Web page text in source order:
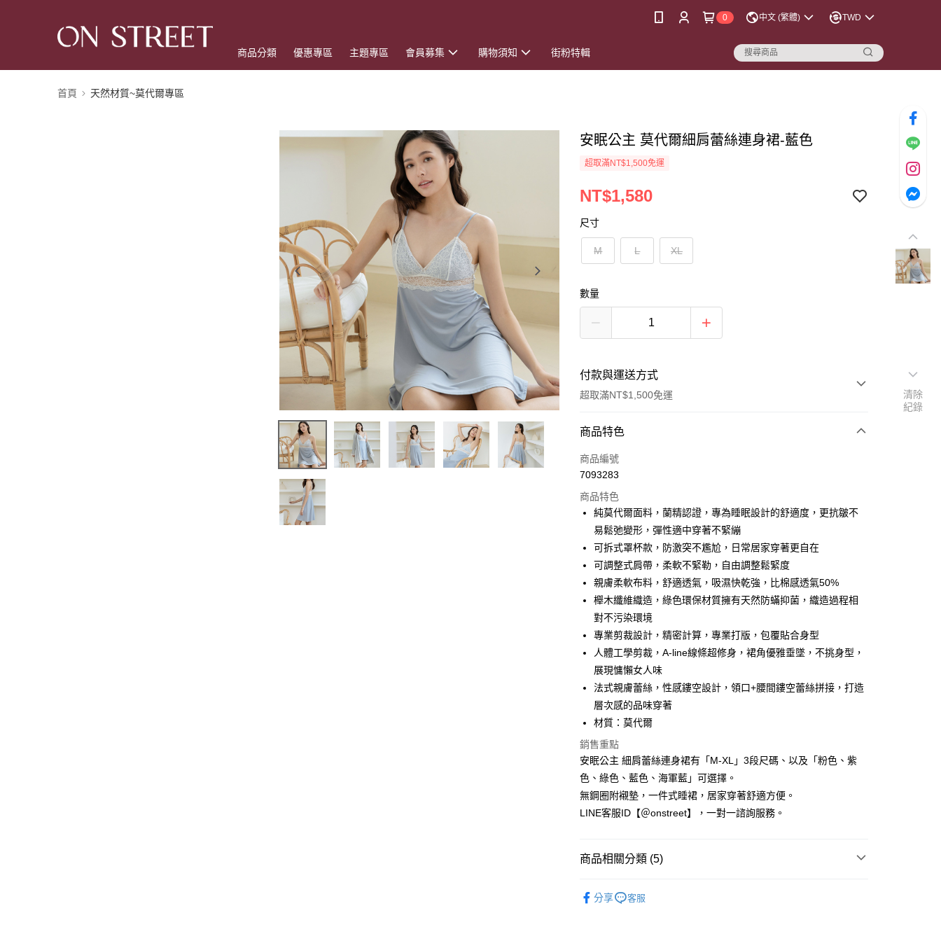
0 中文 (繁體) TWD
商品分類 優惠專區 主題專區 會員募集 購物須知 街粉特輯
首頁 天然材質~莫代爾專區
安眠公主 莫代爾細肩蕾絲連身裙-藍色
超取滿NT$1,500免運
NT$1,580
尺寸
M L XL
數量
付款與運送方式
超取滿NT$1,500免運
付款方式
信用卡一次付款
3 期 0 利率 每期 NT$526 21家銀行
合作金庫商業銀行
第一商業銀行
華南商業銀行
彰化商業銀行
國泰世華商業銀行
兆豐國際商業銀行
臺灣中小企業銀行
台中商業銀行
匯豐（台灣）商業銀行
華泰商業銀行
聯邦商業銀行
元大商業銀行
永豐商業銀行
台新國際商業銀行
中國信託商業銀行
台灣樂天信用卡公司
超商取貨付款
Apple Pay
悠遊付
AFTEE先享後付
相關說明
【關於「AFTEE先享後付」】
AFTEE先享後付是「在收到商品之後才付款」的支付方式。 讓您購物簡單
便利好安心！
１．簡單：不需註冊會員、不需綁卡、不需儲值。
２．便利：只要手機號碼，簡訊認證，即可結帳。
３．安心：先確認商品／服務後，再付款。
【「AFTEE先享後付」結帳流程】
１．於結帳方式選擇「AFTEE先享後付」後，將跳轉至「AFTEE先享後
２．訂單成立數日內，您將收到繳費通知簡訊。
※ 請注意：結帳手續完成當下不需立刻繳費，但若您需要取消訂單，請聯
絡購買商品的店家。未經商家同意取消之訂單仍視為有效，需透過AFTEE
※ 交易是否成功請以「AFTEE先享後付 」之結帳頁面顯示為準，若有關於
是否繳費成功／繳費後需取消欲退款等相關疑問，請聯繫「AFTEE先享後
ATM付款
運送方式
全家付款取貨
每筆NT$80，滿NT$1,500(含以上)免運費
付款後全家取貨
7-11付款取貨
付款後7-11取貨
商品特色
商品編號
7093283
商品特色
純莫代爾面料，蘭精認證，專為睡眠設計的舒適度，更抗皺不
易鬆弛變形，彈性適中穿著不緊繃
可拆式罩杯款，防激突不尷尬，日常居家穿著更自在
可調整式肩帶，柔軟不緊勒，自由調整鬆緊度
親膚柔軟布料，舒適透氣，吸濕快乾強，比棉感透氣50%
櫸木纖維織造，綠色環保材質擁有天然防蟎抑菌，織造過程相
對不污染環境
專業剪裁設計，精密計算，專業打版，包覆貼合身型
人體工學剪裁，A-line線條超修身，裙角優雅垂墜，不挑身型，
展現慵懶女人味
法式親膚蕾絲，性感鏤空設計，領口+腰間鏤空蕾絲拼接，打造
層次感的品味穿著
材質：莫代爾
銷售重點
安眠公主 細肩蕾絲連身裙有「M-XL」3段尺碼、以及「粉色、紫
色、綠色、藍色、海軍藍」可選擇。
無鋼圈附襯墊，一件式睡裙，居家穿著舒適方便。
LINE客服ID【＠onstreet】，一對一諮詢服務。
商品相關分類 (5)
分享 客服
清除
紀錄